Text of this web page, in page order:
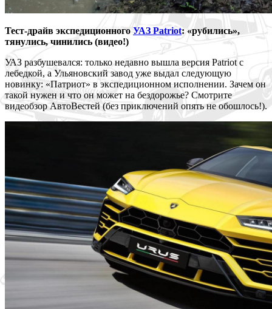
Тест-драйв экспедиционногоУАЗ Patriot: «рубились»,
тянулись, чинились (видео!)
УАЗ разбушевался: только недавно вышла версия Patriot с
лебедкой, а Ульяновский завод уже выдал следующую
новинку: «Патриот» в экспедиционном исполнении. Зачем он
такой нужен и что он может на бездорожье? Смотрите
видеобзор АвтоВестей (без приключений опять не обошлось!).